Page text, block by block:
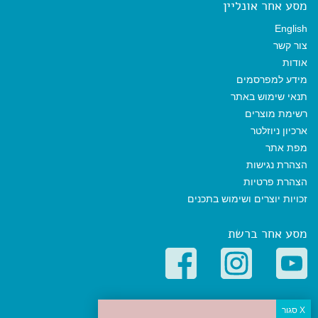
מסע אחר אונליין
English
צור קשר
אודות
מידע למפרסמים
תנאי שימוש באתר
רשימת מוצרים
ארכיון ניוזלטר
מפת אתר
הצהרת נגישות
הצהרת פרטיות
זכויות יוצרים ושימוש בתכנים
מסע אחר ברשת
קטגוריות פופולריות